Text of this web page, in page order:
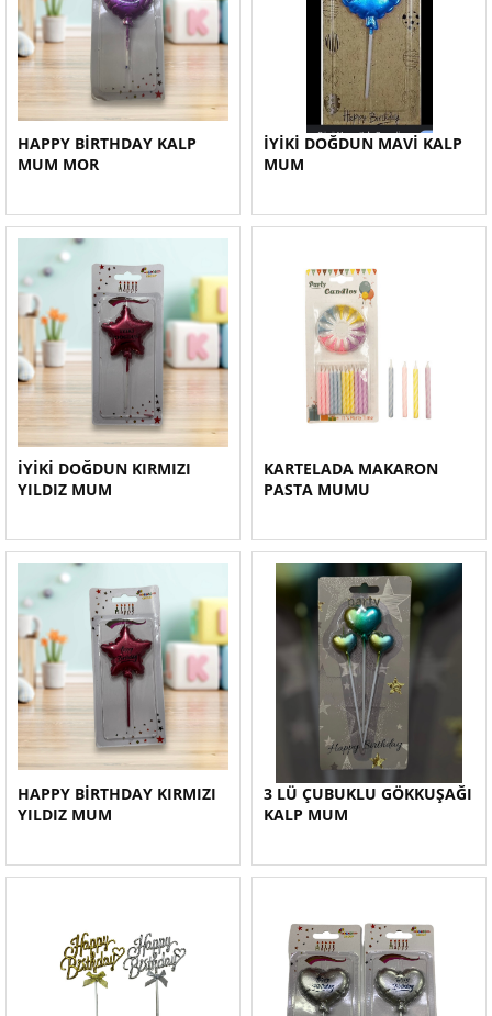
HAPPY BİRTHDAY KALP
MUM MOR
İYİKİ DOĞDUN MAVİ KALP
MUM
İYİKİ DOĞDUN KIRMIZI
YILDIZ MUM
KARTELADA MAKARON
PASTA MUMU
HAPPY BİRTHDAY KIRMIZI
YILDIZ MUM
3 LÜ ÇUBUKLU GÖKKUŞAĞI
KALP MUM